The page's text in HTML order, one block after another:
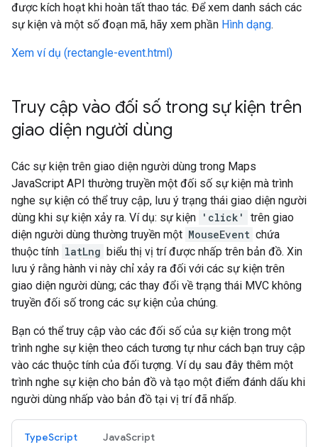
được kích hoạt khi hoàn tất thao tác. Để xem danh sách các
sự kiện và một số đoạn mã, hãy xem phần Hình dạng.
Xem ví dụ (rectangle-event.html)
Truy cập vào đối số trong sự kiện trên
giao diện người dùng
Các sự kiện trên giao diện người dùng trong Maps
JavaScript API thường truyền một đối số sự kiện mà trình
nghe sự kiện có thể truy cập, lưu ý trạng thái giao diện người
dùng khi sự kiện xảy ra. Ví dụ: sự kiện 'click'
trên giao
diện người dùng thường truyền một MouseEvent chứa
thuộc tính latLng biểu thị vị trí được nhấp trên bản đồ. Xin
lưu ý rằng hành vi này chỉ xảy ra đối với các sự kiện trên
giao diện người dùng; các thay đổi về trạng thái MVC không
truyền đối số trong các sự kiện của chúng.
Bạn có thể truy cập vào các đối số của sự kiện trong một
trình nghe sự kiện theo cách tương tự như cách bạn truy cập
vào các thuộc tính của đối tượng. Ví dụ sau đây thêm một
trình nghe sự kiện cho bản đồ và tạo một điểm đánh dấu khi
người dùng nhấp vào bản đồ tại vị trí đã nhấp.
TypeScript JavaScript